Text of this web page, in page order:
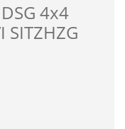
4x4
SITZHZG